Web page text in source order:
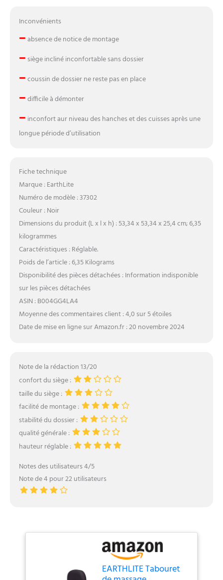
Inconvénients
–absence de notice de montage
– siège incliné inconfortable sans dossier
–coussin de dossier ne reste pas en place
–difficile à démonter
– inconfort aur niveau des hanches et des cuisses après une
longue période d’utilisation
Fiche technique
Marque : EarthLite
Numéro de modèle : 37302
Couleur : Noir
Dimensions du produit (L x l x h) : 53,34 x 53,34 x 25,4 cm; 6,35
kilogrammes
Caractéristiques : Réglable.
Poids de l’article : 6,35 Kilograms
Disponibilité des pièces détachées : Information indisponible
sur les pièces détachées
ASIN : B004GG4LA4
Moyenne des commentaires client : 4,0 sur 5 étoiles
Date de mise en ligne sur Amazon.fr : 20 novembre 2024
Note de la rédaction 13/20
confort du siège :
taille du siège :
facilité de montage :
stabilité du dossier :
qualité générale :
hauteur réglable :
Notes des utilisateurs 4/5
Note de 4 pour 22 utilisateurs
EARTHLITE Tabouret